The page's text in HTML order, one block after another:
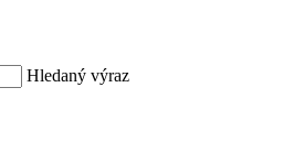
Hledaný výraz